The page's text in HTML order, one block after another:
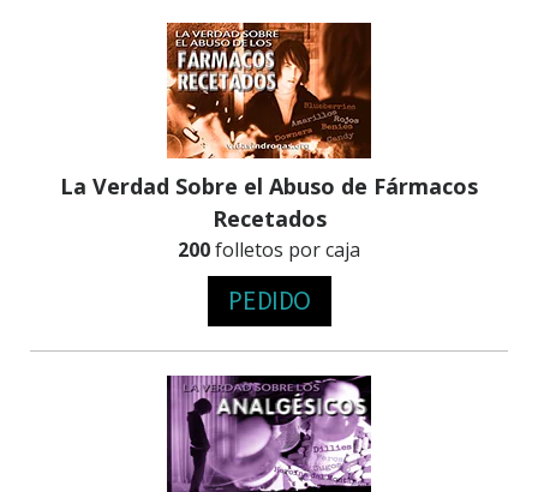
La Verdad Sobre el Abuso de Fármacos
Recetados
200folletos por caja
PEDIDO